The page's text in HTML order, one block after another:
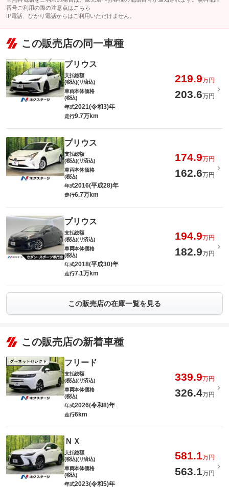
番号ご利用の際の注意点は こちら
IP電話、ひかり電話からはご利用いただけません。
この販売店の同一車種
プリウス
支払総額
(税込)(リ済込)
219.9万円
車両本体価格
(税込)
203.6万円
年式2021(令和3)年
走行9.7万km
プリウス
支払総額
(税込)(リ済込)
174.9万円
車両本体価格
(税込)
162.6万円
年式2016(平成28)年
走行6.7万km
プリウス
支払総額
(税込)(リ済込)
194.9万円
車両本体価格
(税込)
182.9万円
年式2018(平成30)年
走行7.1万km
この販売店の在庫一覧を見る
この販売店の新着車種
グーネットセレクト フリード
支払総額
(税込)(リ済込)
339.9万円
車両本体価格
(税込)
326.4万円
年式2026(令和8)年
走行6km
ＮＸ
支払総額
(税込)(リ済込)
581.1万円
車両本体価格
(税込)
563.1万円
年式2023(令和5)年